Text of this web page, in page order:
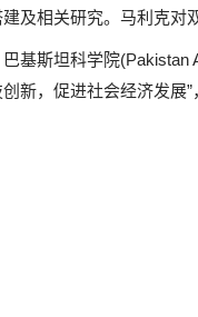
建及相关研究。马利克对
巴基斯坦科学院
新，促进社会经济发展